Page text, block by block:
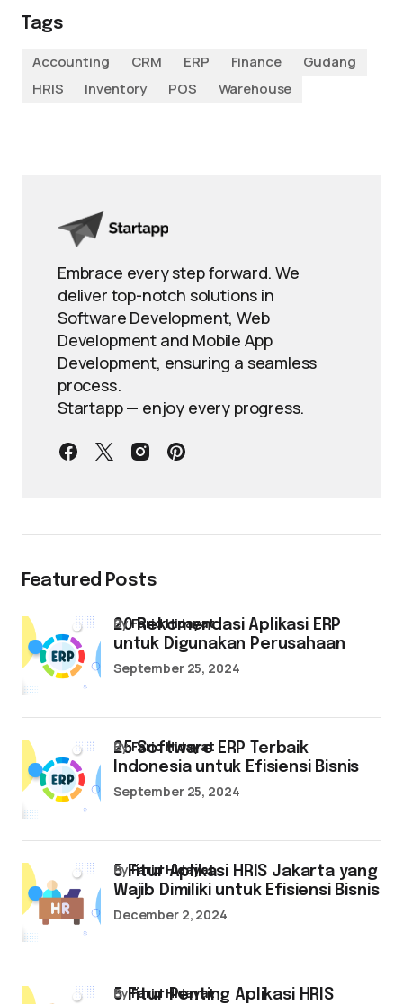
Tags
Accounting
CRM ERP Finance
Gudang
HRIS
Inventory POS Warehouse
Embrace every step forward. We
deliver top-notch solutions in
Software Development, Web
Development and Mobile App
Development, ensuring a seamless
process.
Startapp — enjoy every progress.
Featured Posts
20 Rekomendasi Aplikasi ERP
untuk Digunakan Perusahaan
byFarid Hidayat
September 25, 2024
25 Software ERP Terbaik
Indonesia untuk Efisiensi Bisnis
byFarid Hidayat
September 25, 2024
5 Fitur Aplikasi HRIS Jakarta yang
Wajib Dimiliki untuk Efisiensi Bisnis
byFarid Hidayat
December 2, 2024
5 Fitur Penting Aplikasi HRIS
byFarid Hidayat